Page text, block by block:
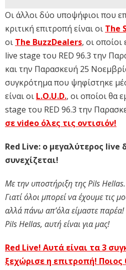
Οι άλλοι δύο υποψήφιοι που
κριτική επιτροπή είναι οι The
οι The BuzzDealers, οι
live stage του RED 96.3 την
και την Παρασκευή 25
συγκρότημα που ψηφίστηκε
είναι οι L.O.U.D., οι οποίοι θα
stage του RED 96.3 την
σε video όλες τις οντισιόν!
Red Live: ο μεγαλύτερος live
συνεχίζεται!
Με την υποστήριξη της Pils Hellas.
Γιατί όλοι μπορεί να έχουμε τις
αλλά πάνω απ’όλα είμαστε παρέα!
Pils Hellas, αυτή είναι για μας!
Red Live! Αυτά είναι τα 3
ξεχώρισε η επιτροπή! Ποιος